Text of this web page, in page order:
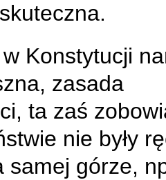
Konstytucji
zasada
ta zaś
nie były
samej górze,